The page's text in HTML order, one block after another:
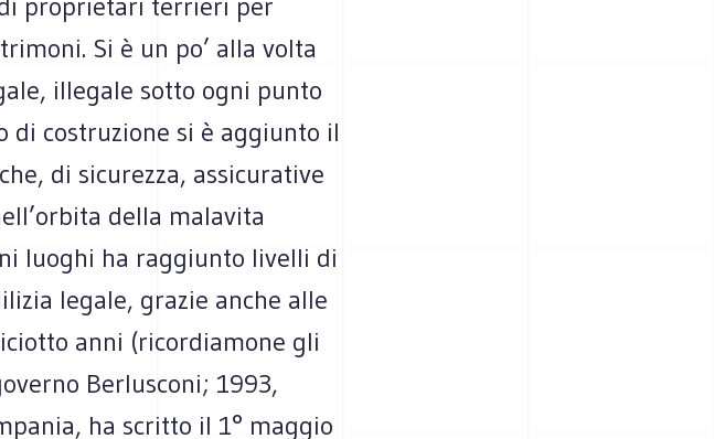
Si è un po’ alla volta
illegale sotto ogni punto
di costruzione si è aggiunto il
di sicurezza, assicurative
della malavita
luoghi ha raggiunto livelli di
legale, grazie anche alle
anni (ricordiamone gli
Berlusconi; 1993,
ha scritto il 1° maggio